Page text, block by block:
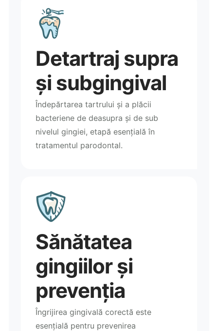
Detartraj supra
și subgingival
Îndepărtarea tartrului și a plăcii
bacteriene de deasupra și de sub
nivelul gingiei, etapă esențială în
tratamentul parodontal.
Sănătatea
gingiilor și
prevenția
Îngrijirea gingivală corectă este
esențială pentru prevenirea